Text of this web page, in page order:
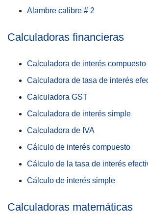
Alambre calibre # 2
Calculadoras financieras
Calculadora de interés compuesto
Calculadora de tasa de interés
Calculadora GST
Calculadora de interés simple
Calculadora de IVA
Cálculo de interés compuesto
Cálculo de la tasa de interés
Cálculo de interés simple
Calculadoras matemáticas